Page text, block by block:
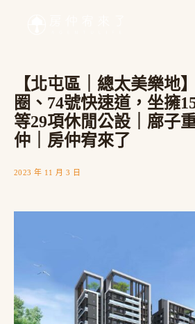
【北屯區｜總太美樂地
圈、74號快速道，坐擁
等29項休閒公設｜廍子
仲｜房仲宥來了
2023 年 11 月 3 日